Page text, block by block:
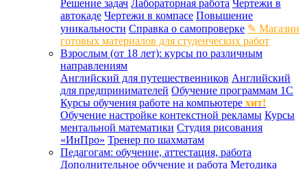
Решение задач Лабораторная работа Чертежи в
автокаде Чертежи в компасе Повышение
уникальности Справка о самопроверке ✎ Магазин
готовых материалов для студенческих работ
Взрослым (от 18 лет): курсы по различным
направлениям
Английский для путешественников Английский
для предпринимателей Обучение программам 1С
Курсы обучения работе на компьютере хит!
Обучение настройке контекстной рекламы Курсы
ментальной математики Студия рисования
«ИнПро» Тренер по шахматам
Педагогам: обучение, аттестация, работа
Дополнительное обучение и работа Методика